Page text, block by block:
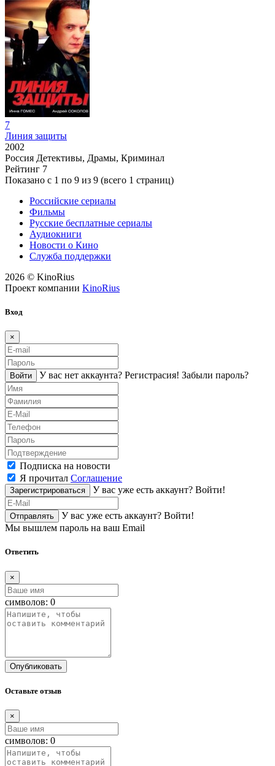
7
Линия защиты
2002
Россия Детективы, Драмы, Криминал
Рейтинг 7
Показано с 1 по 9 из 9 (всего 1 страниц)
Российские сериалы
Фильмы
Русские бесплатные сериалы
Аудиокниги
Новости о Кино
Служба поддержки
2026 © KinoRius
Проект компании KinoRius
Вход
×
Войти У вас нет аккаунта? Регистраcия! Забыли пароль?
Подписка на новости
Я прочитал Соглашение
Зарегистрироваться У вас уже есть аккаунт? Войти!
Отправлять У вас уже есть аккаунт? Войти!
Мы вышлем пароль на ваш Email
Ответить
×
символов: 0
Опубликовать
Оставьте отзыв
×
символов: 0